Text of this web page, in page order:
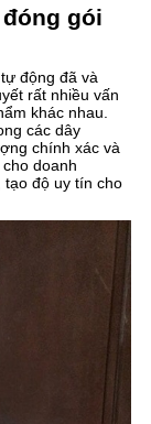
gói
động đã và
rất nhiều vấn
khác nhau.
các dây
chính xác và
doanh
tạo độ uy tín cho